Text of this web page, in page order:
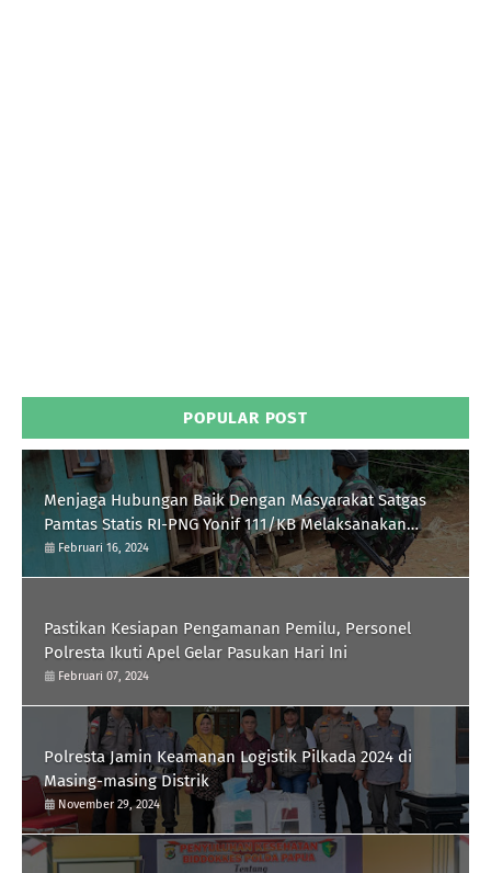
POPULAR POST
Menjaga Hubungan Baik Dengan Masyarakat Satgas
Pamtas Statis RI-PNG Yonif 111/KB Melaksanakan
Silaturrahmi
Februari 16, 2024
Pastikan Kesiapan Pengamanan Pemilu, Personel
Polresta Ikuti Apel Gelar Pasukan Hari Ini
Februari 07, 2024
Polresta Jamin Keamanan Logistik Pilkada 2024 di
Masing-masing Distrik
November 29, 2024